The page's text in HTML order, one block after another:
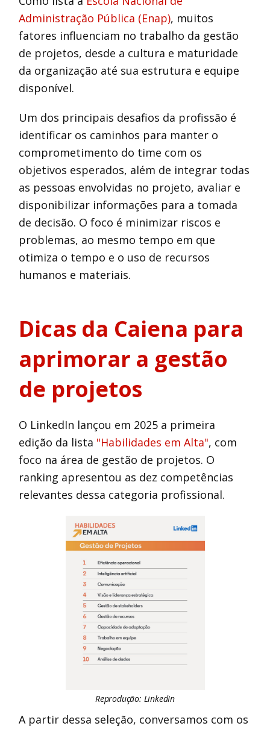
Administração Pública (Enap), muitos
fatores influenciam no trabalho da gestão
de projetos, desde a cultura e maturidade
da organização até sua estrutura e equipe
disponível.
Um dos principais desafios da profissão é
identificar os caminhos para manter o
comprometimento do time com os
objetivos esperados, além de integrar todas
as pessoas envolvidas no projeto, avaliar e
disponibilizar informações para a tomada
de decisão. O foco é minimizar riscos e
problemas, ao mesmo tempo em que
otimiza o tempo e o uso de recursos
humanos e materiais.
Dicas da Caiena para
aprimorar a gestão
de projetos
O LinkedIn lançou em 2025 a primeira
edição da lista "Habilidades em Alta", com
foco na área de gestão de projetos. O
ranking apresentou as dez competências
relevantes dessa categoria profissional.
Reprodução: LinkedIn
A partir dessa seleção, conversamos com os